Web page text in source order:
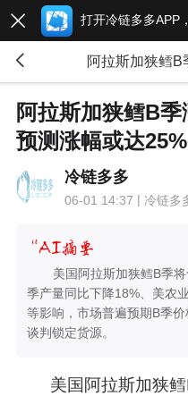
 打开冷链多多APP

阿拉斯加狭鳕B
预测涨幅或达25%
冷链多多
06-01 14:37 冷链多
美国阿拉斯加狭鳕B季
季产量同比下降18%、美农
等影响，市场普遍预期B季
谈判锁定货源。
美国阿拉斯加狭鳕